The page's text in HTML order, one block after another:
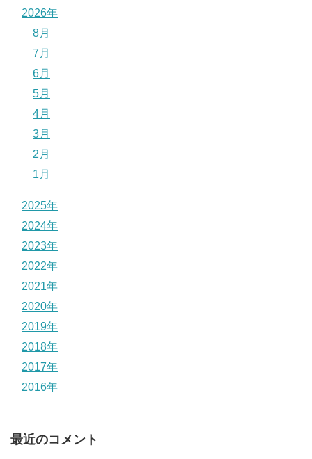
2026年
8月
7月
6月
5月
4月
3月
2月
1月
2025年
2024年
2023年
2022年
2021年
2020年
2019年
2018年
2017年
2016年
最近のコメント